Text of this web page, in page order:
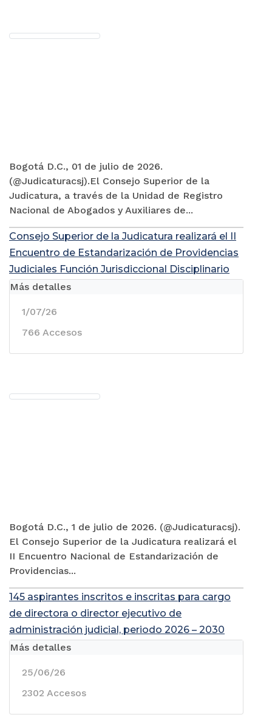
Bogotá D.C., 01 de julio de 2026.
(@Judicaturacsj).El Consejo Superior de la
Judicatura, a través de la Unidad de Registro
Nacional de Abogados y Auxiliares de...
Consejo Superior de la Judicatura realizará el II
Encuentro de Estandarización de Providencias
Judiciales Función Jurisdiccional Disciplinario
Bogotá D.C., 1 de julio de 2026. (@Judicaturacsj).
El Consejo Superior de la Judicatura realizará el
II Encuentro Nacional de Estandarización de
Providencias...
Más detalles
1/07/26
766 Accesos
145 aspirantes inscritos e inscritas para cargo
de directora o director ejecutivo de
administración judicial, periodo 2026 – 2030
Más detalles
25/06/26
2302 Accesos